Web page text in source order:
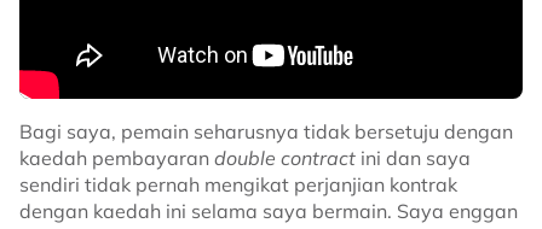
Bagi saya, pemain seharusnya tidak bersetuju dengan
kaedah pembayaran double contract ini dan saya
sendiri tidak pernah mengikat perjanjian kontrak
dengan kaedah ini selama saya bermain. Saya enggan